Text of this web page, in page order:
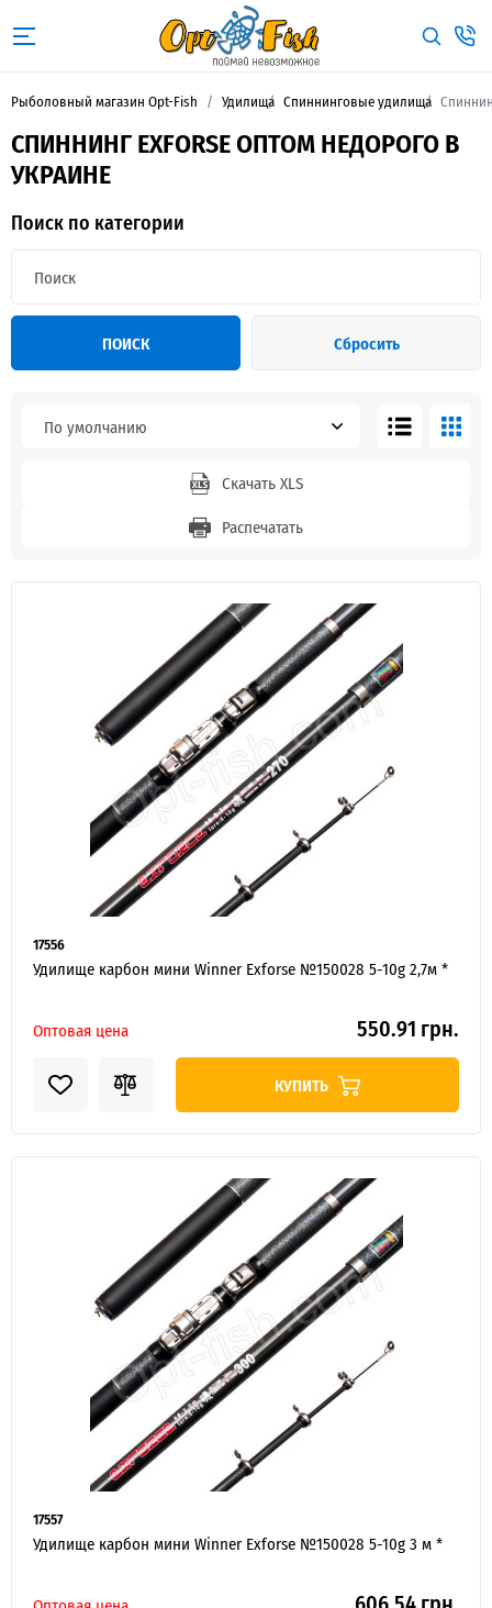
Рыболовный магазин Opt-Fish Удилища Спиннинговые удилища
СПИННИНГ EXFORSE ОПТОМ НЕДОРОГО В
УКРАИНЕ
Поиск по категории
ПОИСК Сбросить
По умолчанию
Скачать XLS
Распечатать
17556
Удилище карбон мини Winner Exforse №150028 5-10g 2,7м *
Оптовая цена 550.91 грн.
КУПИТЬ
17557
Удилище карбон мини Winner Exforse №150028 5-10g 3 м *